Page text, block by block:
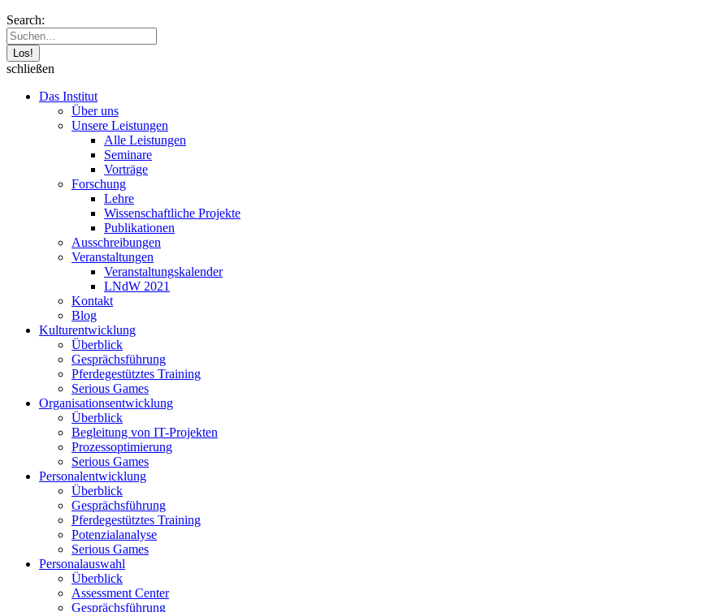
Search:
schließen
Das Institut
Über uns
Unsere Leistungen
Alle Leistungen
Seminare
Vorträge
Forschung
Lehre
Wissenschaftliche Projekte
Publikationen
Ausschreibungen
Veranstaltungen
Veranstaltungskalender
LNdW 2021
Kontakt
Blog
Kulturentwicklung
Überblick
Gesprächsführung
Pferdegestütztes Training
Serious Games
Organisationsentwicklung
Überblick
Begleitung von IT-Projekten
Prozessoptimierung
Serious Games
Personalentwicklung
Überblick
Gesprächsführung
Pferdegestütztes Training
Potenzialanalyse
Serious Games
Personalauswahl
Überblick
Assessment Center
Gesprächsführung